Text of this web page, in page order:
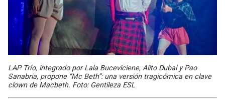
LAP Trío, integrado por Lala Buceviciene, Alito Dubal y Pao
Sanabria, propone “Mc Beth”: una versión tragicómica en clave
clown de Macbeth. Foto: Gentileza ESL